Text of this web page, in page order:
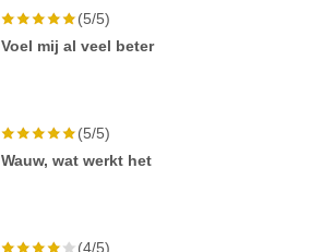
(5/5)
Voel mij al veel beter
(5/5)
Wauw, wat werkt het
(4/5)